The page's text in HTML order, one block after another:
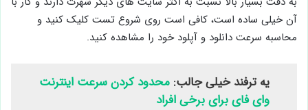
آن خیلی ساده است، کافی است روی شروع تست کلیک کنید و
محاسبه سرعت دانلود و آپلود خود را مشاهده کنید.
یه ترفند خیلی جالب: محدود کردن سرعت اینترنت
وای فای برای برخی افراد